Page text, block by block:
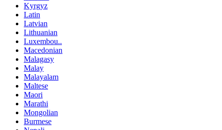
Kyrgyz
Latin
Latvian
Lithuanian
Luxembou..
Macedonian
Malagasy
Malay
Malayalam
Maltese
Maori
Marathi
Mongolian
Burmese